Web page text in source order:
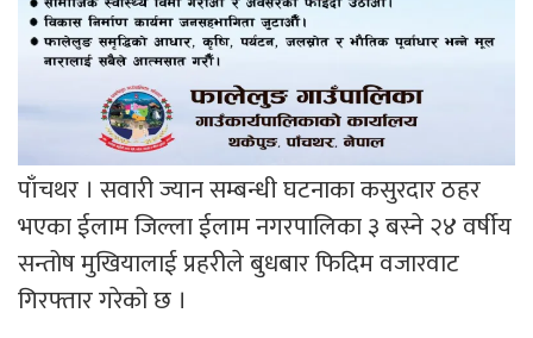
पाँचथर । सवारी ज्यान सम्बन्धी घटनाका कसुरदार ठहर
भएका ईलाम जिल्ला ईलाम नगरपालिका ३ बस्ने २४ वर्षीय
सन्तोष मुखियालाई प्रहरीले बुधबार फिदिम वजारवाट
गिरफ्तार गरेको छ ।